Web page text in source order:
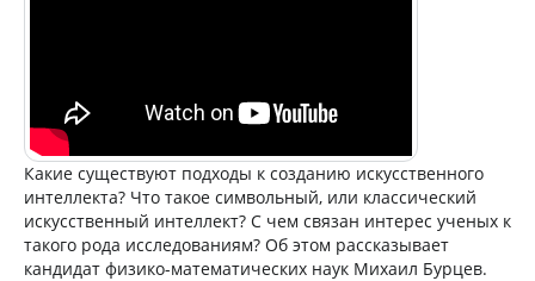
Какие существуют подходы к созданию искусственного
интеллекта? Что такое символьный, или классический
искусственный интеллект? С чем связан интерес ученых к
такого рода исследованиям? Об этом рассказывает
кандидат физико-математических наук Михаил Бурцев.